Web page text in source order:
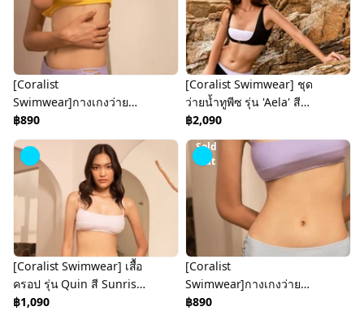
[Coralist
Swimwear]กางเกงว่ายน้ำ
รุ่น Anja สี Lavender
(CREX280)
฿890
[Coralist Swimwear] ชุด
ว่ายน้ำทูพีซ รุ่น 'Aela' สี
Midnight/Sunrise
(CREX239)
฿2,090
[Coralist Swimwear] เสื้อ
ครอป รุ่น Quin สี Sunrise
(CRBW91)
฿1,090
Sold
Out
[Coralist
Swimwear]กางเกงว่ายน้ำ
รุ่น Anja สี Pastel Blue
฿890